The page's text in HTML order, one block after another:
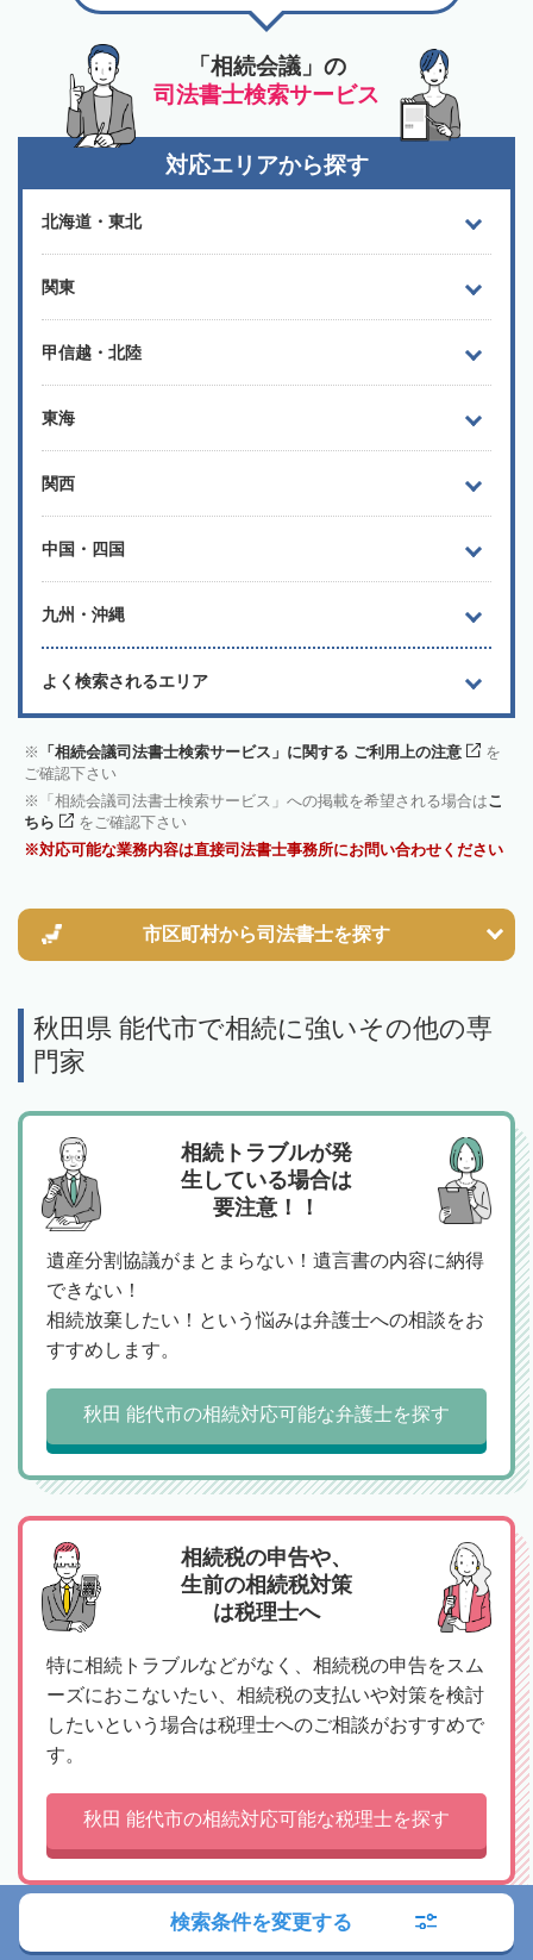
「相続会議」の
司法書士検索サービス
対応エリアから探す
北海道・東北
関東
甲信越・北陸
東海
関西
中国・四国
九州・沖縄
よく検索されるエリア
「相続会議司法書士検索サービス」に関する ご利用上の注意
を
ご確認下さい
「相続会議司法書士検索サービス」への掲載を希望される場合はこ
ちら
をご確認下さい
対応可能な業務内容は直接司法書士事務所にお問い合わせください
市区町村から司法書士を探す
秋田県 能代市で相続に強いその他の専
門家
相続トラブルが発
生している場合は
要注意！！
遺産分割協議がまとまらない！遺言書の内容に納得
できない！
相続放棄したい！という悩みは弁護士への相談をお
すすめします。
秋田 能代市の相続対応可能な弁護士を探す
相続税の申告や、
生前の相続税対策
は税理士へ
特に相続トラブルなどがなく、相続税の申告をスム
ーズにおこないたい、相続税の支払いや対策を検討
したいという場合は税理士へのご相談がおすすめで
す。
秋田 能代市の相続対応可能な税理士を探す
検索条件を変更する